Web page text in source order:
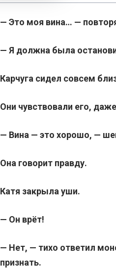
— Это моя вина… —
— Я должна была
Карчуга сидел совсем
Они чувствовали его,
— Вина — это хорошо, —
Она говорит правду.
Катя закрыла уши.
— Он врёт!
— Нет, — тихо ответил
признать.